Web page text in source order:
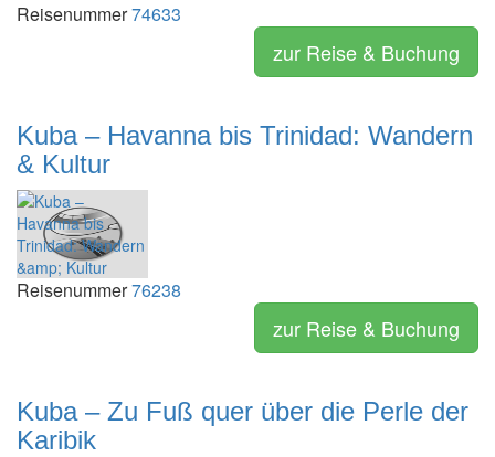
Reisenummer74633
zur Reise & Buchung
Kuba – Havanna bis Trinidad: Wandern
& Kultur
Reisenummer76238
zur Reise & Buchung
Kuba – Zu Fuß quer über die Perle der
Karibik